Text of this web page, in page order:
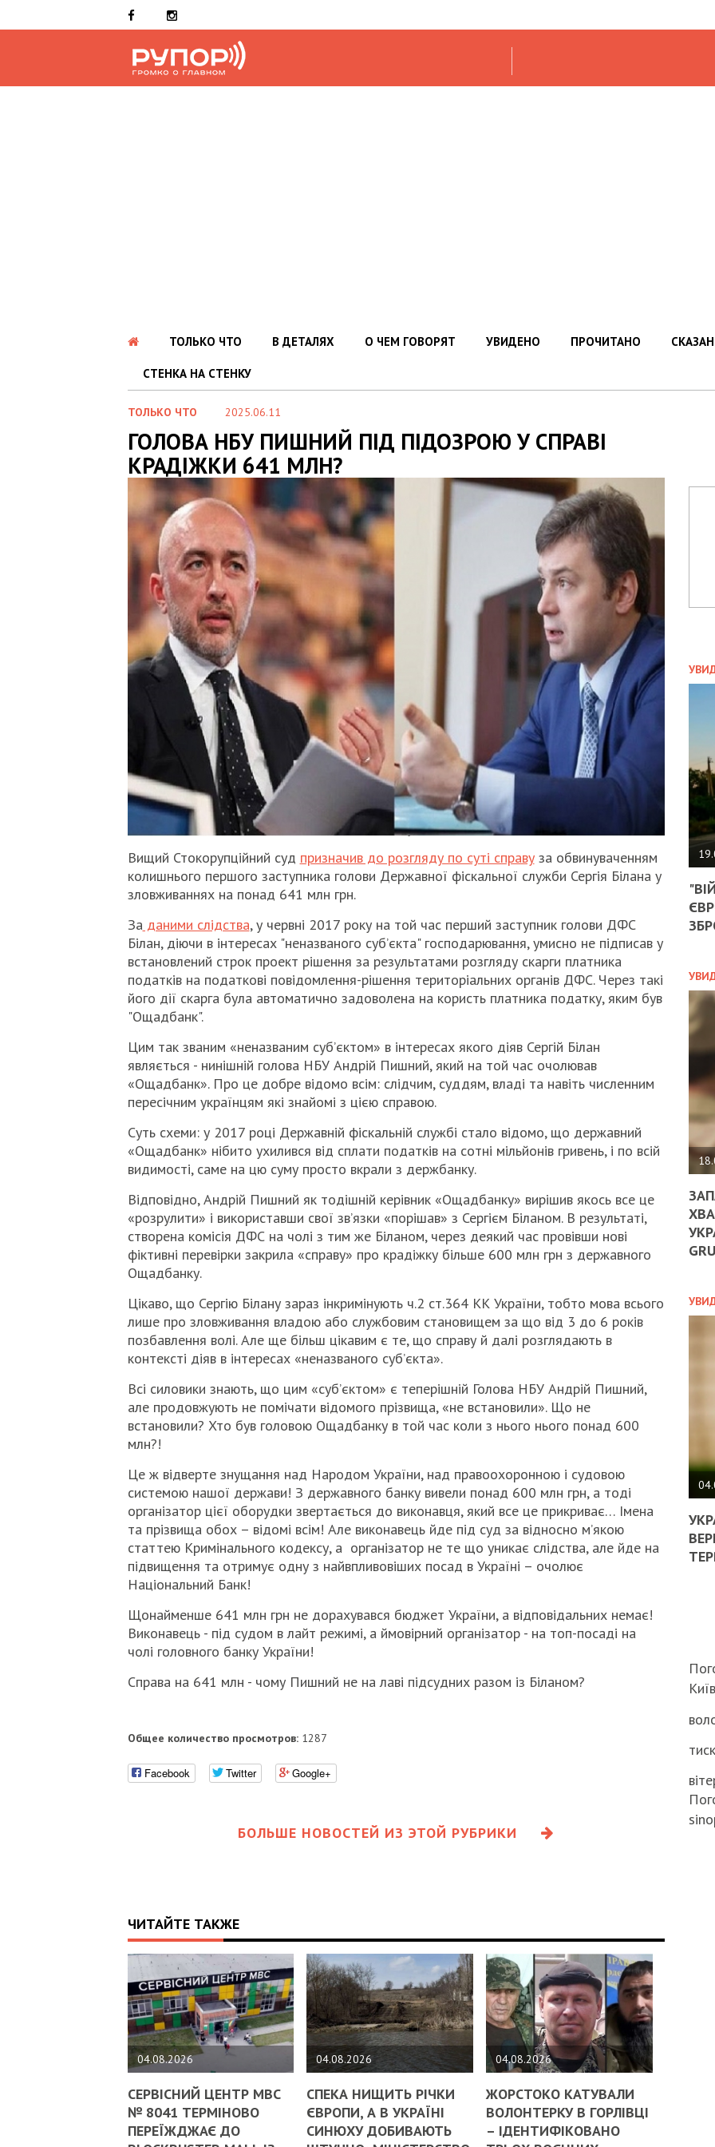
ТОЛЬКО ЧТО В ДЕТАЛЯХ О ЧЕМ ГОВОРЯТ УВИДЕНО ПРОЧИТАНО
СТЕНКА НА СТЕНКУ
ТОЛЬКО ЧТО 2025.06.11
ГОЛОВА НБУ ПИШНИЙ ПІД ПІДОЗРОЮ У СПРАВІ
КРАДІЖКИ 641 МЛН?
Вищий Стокорупційний суд призначив до розгляду по суті справуза обвинуваченням
колишнього першого заступника голови Державної фіскальної служби Сергія Білана у
зловживаннях на понад 641 млн грн.
За даними слідства, у червні 2017 року на той час перший заступник голови ДФС
Білан, діючи в інтересах "неназваного суб’єкта" господарювання, умисно не підписав у
встановлений строк проект рішення за результатами розгляду скарги платника
податків на податкові повідомлення-рішення територіальних органів ДФС. Через такі
його дії скарга була автоматично задоволена на користь платника податку, яким був
"Ощадбанк".
Цим так званим «неназваним суб’єктом» в інтересах якого діяв Сергій Білан
являється - нинішній голова НБУ Андрій Пишний, який на той час очолював
«Ощадбанк». Про це добре відомо всім: слідчим, суддям, владі та навіть численним
пересічним українцям які знайомі з цією справою.
Суть схеми: у 2017 році Державній фіскальній службі стало відомо, що державний
«Ощадбанк» нібито ухилився від сплати податків на сотні мільйонів гривень, і по всій
видимості, саме на цю суму просто вкрали з держбанку.
Відповідно, Андрій Пишний як тодішній керівник «Ощадбанку» вирішив якось все це
«розрулити» і використавши свої зв’язки «порішав» з Сергієм Біланом. В результаті,
створена комісія ДФС на чолі з тим же Біланом, через деякий час провівши нові
фіктивні перевірки закрила «справу» про крадіжку більше 600 млн грн з державного
Ощадбанку.
Цікаво, що Сергію Білану зараз інкримінують ч.2 ст.364 КК України, тобто мова всього
лише про зловживання владою або службовим становищем за що від 3 до 6 років
позбавлення волі. Але ще більш цікавим є те, що справу й далі розглядають в
контексті діяв в інтересах «неназваного суб’єкта».
Всі силовики знають, що цим «суб’єктом» є теперішній Голова НБУ Андрій Пишний,
але продовжують не помічати відомого прізвища, «не встановили». Що не
встановили? Хто був головою Ощадбанку в той час коли з нього нього понад 600
млн?!
Це ж відверте знущання над Народом України, над правоохоронною і судовою
системою нашої держави! З державного банку вивели понад 600 млн грн, а тоді
організатор цієї оборудки звертається до виконавця, який все це прикриває… Імена
та прізвища обох – відомі всім! Але виконавець йде під суд за відносно м’якою
статтею Кримінального кодексу, а організатор не те що уникає слідства, але йде на
підвищення та отримує одну з найвпливовіших посад в Україні – очолює
Національний Банк!
Щонайменше 641 млн грн не дорахувався бюджет України, а відповідальних немає!
Виконавець - під судом в лайт режимі, а ймовірний організатор - на топ-посаді на
чолі головного банку України!
Справа на 641 млн - чому Пишний не на лаві підсудних разом із Біланом?
Общее количество просмотров:1287
Facebook Twitter Google+
БОЛЬШЕ НОВОСТЕЙ ИЗ ЭТОЙ РУБРИКИ
ЧИТАЙТЕ ТАКЖЕ
04.08.2026
СЕРВІСНИЙ ЦЕНТР МВС
№ 8041 ТЕРМІНОВО
ПЕРЕЇЖДЖАЄ ДО
04.08.2026
СПЕКА НИЩИТЬ РІЧКИ
ЄВРОПИ, А В УКРАЇНІ
СИНЮХУ ДОБИВАЮТЬ
04.08.2026
ЖОРСТОКО КАТУВАЛИ
ВОЛОНТЕРКУ В ГОРЛІВЦІ
– ІДЕНТИФІКОВАНО
НА
ДО
ЄС
-
НА
Київ